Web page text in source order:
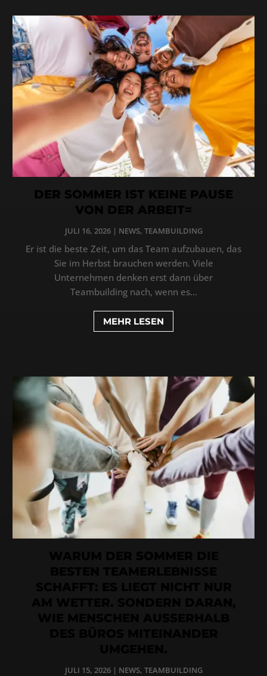
DER SOMMER IST KEINE PAUSE
VON DER ARBEIT=
JULI 16, 2026| NEWS, TEAMBUILDING
Er ist die beste Zeit, um das Team aufzubauen, das
Sie im Herbst brauchen werden. Viele
Unternehmen denken erst dann über
Teambuilding nach, wenn es...
MEHR LESEN
JULI 15, 2026| NEWS, TEAMBUILDING